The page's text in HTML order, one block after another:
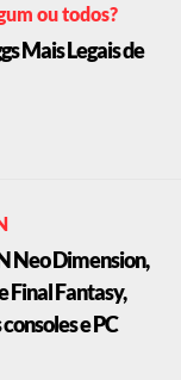
ou todos?
Mais Legais de
Neo Dimension,
Final Fantasy,
e PC